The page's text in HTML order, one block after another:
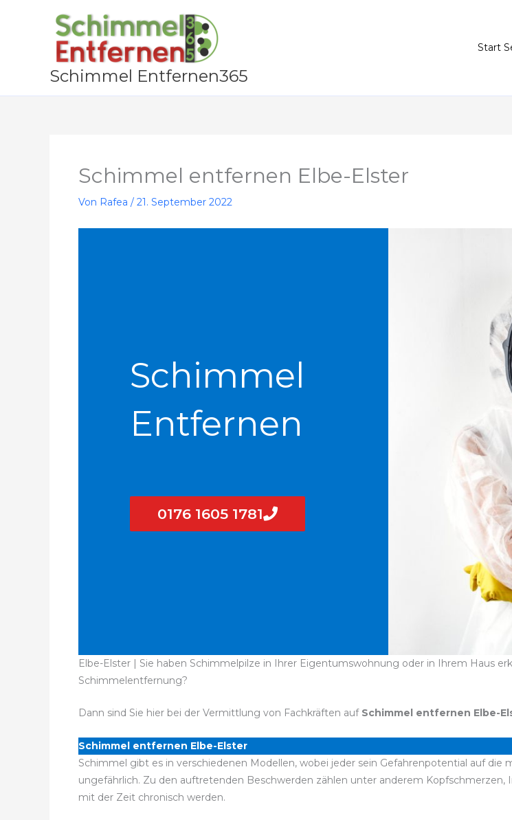
Schimmel Entfernen365
Start
Schimmel entfernen Elbe-Elster
Von Rafea / 21. September 2022
Schimmel
Entfernen
0176 1605 1781
Elbe-Elster | Sie haben Schimmelpilze in Ihrer Eigentumswohnung oder in Ihrem Haus
Schimmelentfernung?
Dann sind Sie hier bei der Vermittlung von Fachkräften auf Schimmel entfernen Elbe-
Schimmel entfernen Elbe-Elster
Schimmel gibt es in verschiedenen Modellen, wobei jeder sein Gefahrenpotential auf
ungefährlich. Zu den auftretenden Beschwerden zählen unter anderem
mit der Zeit chronisch werden.